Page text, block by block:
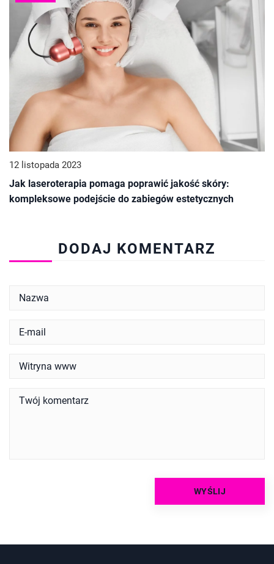
12 listopada 2023
Jak laseroterapia pomaga poprawić jakość skóry:
kompleksowe podejście do zabiegów estetycznych
DODAJ KOMENTARZ